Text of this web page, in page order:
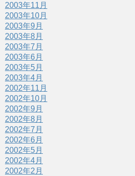
2003年11月
2003年10月
2003年9月
2003年8月
2003年7月
2003年6月
2003年5月
2003年4月
2002年11月
2002年10月
2002年9月
2002年8月
2002年7月
2002年6月
2002年5月
2002年4月
2002年2月